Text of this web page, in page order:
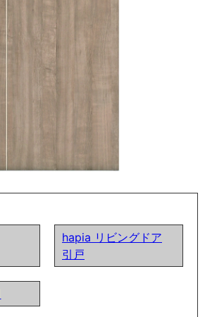
hapia リビングドア
引戸